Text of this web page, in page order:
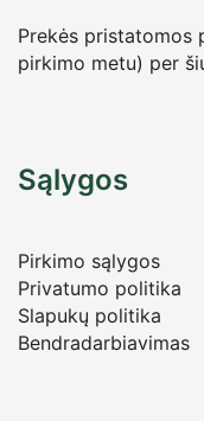
Prekės pristatomos
pirkimo metu) per
Sąlygos
Pirkimo sąlygos
Privatumo politika
Slapukų politika
Bendradarbiavimas